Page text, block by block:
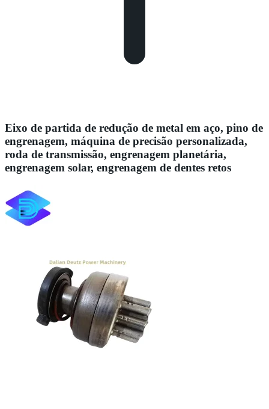
Eixo de partida de redução de metal em aço, pino de
engrenagem, máquina de precisão personalizada,
roda de transmissão, engrenagem planetária,
engrenagem solar, engrenagem de dentes retos